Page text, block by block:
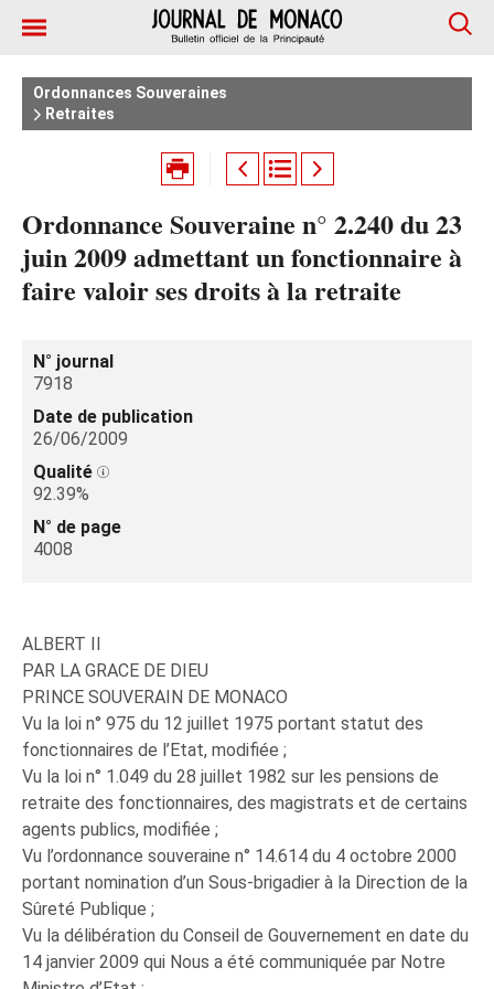
Ordonnances Souveraines
Retraites
Ordonnance Souveraine n° 2.240 du 23
juin 2009 admettant un fonctionnaire à
faire valoir ses droits à la retraite
N° journal
7918
Date de publication
26/06/2009
Qualité
92.39%
N° de page
4008
ALBERT II
PAR LA GRACE DE DIEU
PRINCE SOUVERAIN DE MONACO
Vu la loi n° 975 du 12 juillet 1975 portant statut des
fonctionnaires de l’Etat, modifiée ;
Vu la loi n° 1.049 du 28 juillet 1982 sur les pensions de
retraite des fonctionnaires, des magistrats et de certains
agents publics, modifiée ;
Vu l’ordonnance souveraine n° 14.614 du 4 octobre 2000
portant nomination d’un Sous-brigadier à la Direction de la
Sûreté Publique ;
Vu la délibération du Conseil de Gouvernement en date du
14 janvier 2009 qui Nous a été communiquée par Notre